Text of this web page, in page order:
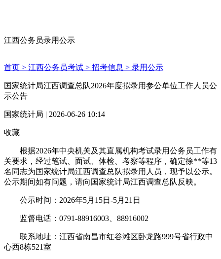
江西公务员录用公示
首页 > 江西公务员考试 > 招考信息 > 录用公示
国家统计局江西调查总队2026年度拟录用参公单位工作人员公
示公告
国家统计局 | 2026-06-26 10:14
收藏
根据2026年中央机关及其直属机构考试录用公务员工作有
关要求，经过笔试、面试、体检、考察等程序，确定徐**等13
名同志为国家统计局江西调查总队拟录用人员，现予以公示。
公示期间如有问题，请向国家统计局江西调查总队反映。
公示时间：2026年5月15日-5月21日
监督电话：0791-88916003、88916002
联系地址：江西省南昌市红谷滩区卧龙路999号省行政中
心西8栋521室